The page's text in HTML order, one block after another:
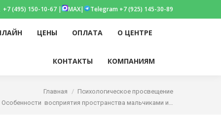
+7 (495) 150-10-67 | MAX| Telegram +7 (925) 145-30-89
ЦЕНЫ ОПЛАТА О ЦЕНТРЕ
КОНТАКТЫ КОМПАНИЯМ
Главная
Психологическое просвещение
Особенности восприятия пространства мальчиками и…
ЦЕНЫ ОПЛАТА О ЦЕНТРЕ